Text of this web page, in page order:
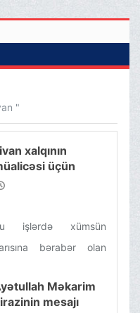
"
xalqının
üçün
yarısına
verilir.
işlərdə xümsün
bərabər olan
icazə
Məkarim
mesajı